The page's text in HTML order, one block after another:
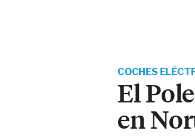
COCHES
El
en